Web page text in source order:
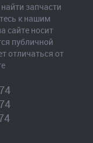
запчасти
к нашим
сайте носит
публичной
отличаться от